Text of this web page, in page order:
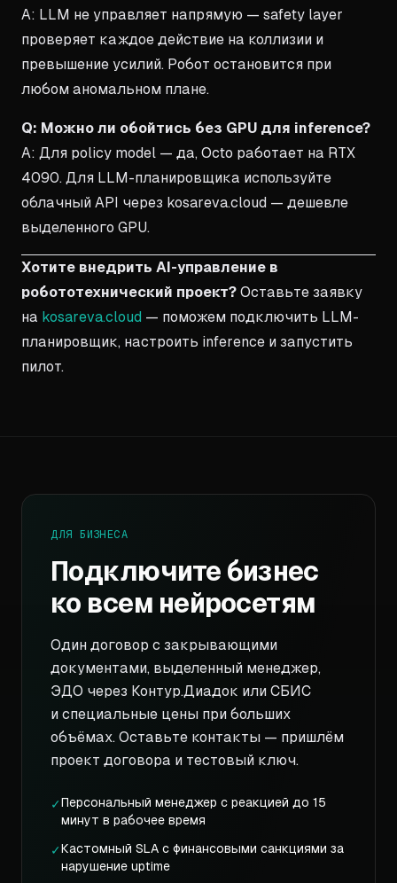
A: LLM не управляет напрямую — safety layer
проверяет каждое действие на коллизии и
превышение усилий. Робот остановится при
любом аномальном плане.
Q: Можно ли обойтись без GPU для inference?
A: Для policy model — да, Octo работает на RTX
4090. Для LLM-планировщика используйте
облачный API через kosareva.cloud — дешевле
выделенного GPU.
Хотите внедрить AI-управление в
робототехнический проект? Оставьте заявку
на kosareva.cloud — поможем подключить LLM-
планировщик, настроить inference и запустить
пилот.
ДЛЯ БИЗНЕСА
Подключите бизнес
ко всем нейросетям
Один договор с закрывающими
документами, выделенный менеджер,
ЭДО через Контур.Диадок или СБИС
и специальные цены при больших
объёмах. Оставьте контакты — пришлём
проект договора и тестовый ключ.
✓Персональный менеджер с реакцией до 15
минут в рабочее время
✓Кастомный SLA с финансовыми санкциями за
нарушение uptime